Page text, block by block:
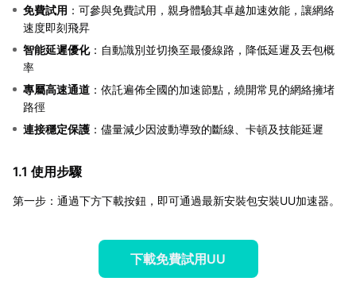
免費試用 ：可參與免費試用，親身體驗其卓越加速效能，讓網絡
速度即刻飛昇
智能延遲優化：自動識別並切換至最優線路，降低延遲及丟包概
率
專屬高速通道 ：依託遍佈全國的加速節點，繞開常見的網絡擁堵
路徑
連接穩定保護 ：儘量減少因波動導致的斷線、卡頓及技能延遲
1.1 使用步驟
第一步：通過下方下載按鈕，即可通過最新安裝包安裝UU加速器。
下載免費試用UU